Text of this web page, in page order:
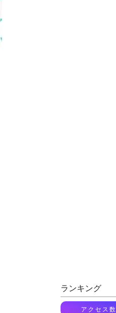
ランキング
アクセス数